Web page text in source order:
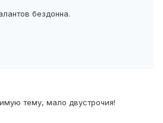
бездонна.
тему, мало двустрочия!